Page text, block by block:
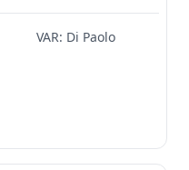
VAR: Di Paolo